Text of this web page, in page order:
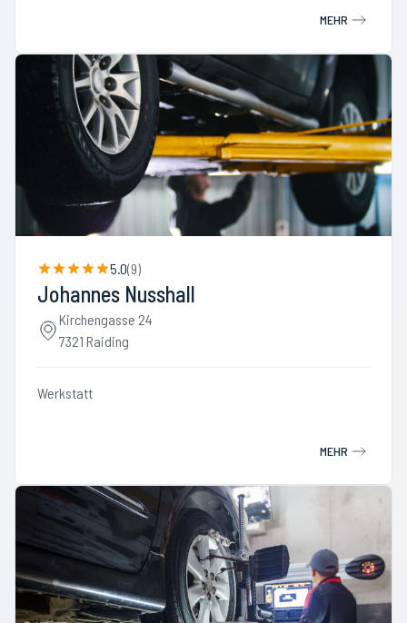
MEHR
5.0(9)
Johannes Nusshall
Kirchengasse 24
7321 Raiding
Werkstatt
MEHR